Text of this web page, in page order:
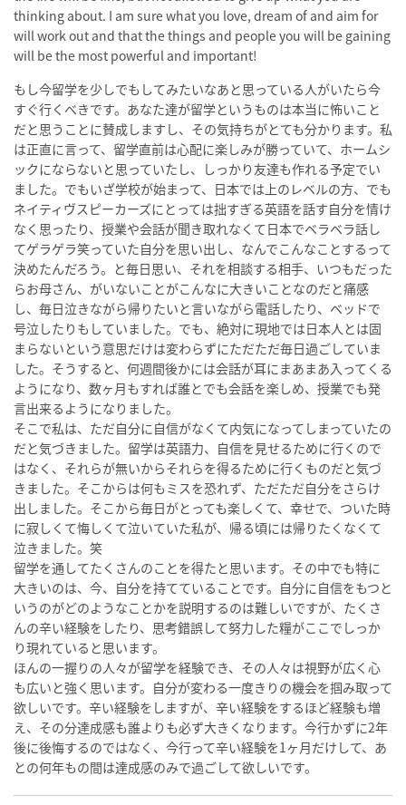
thinking about. I am sure what you love, dream of and aim for
will work out and that the things and people you will be gaining
will be the most powerful and important!
もし今留学を少しでもしてみたいなあと思っている人がいたら今
すぐ行くべきです。あなた達が留学というものは本当に怖いこと
だと思うことに賛成しますし、その気持ちがとても分かります。私
は正直に言って、留学直前は心配に楽しみが勝っていて、ホームシ
ックにならないと思っていたし、しっかり友達も作れる予定でい
ました。でもいざ学校が始まって、日本では上のレベルの方、でも
ネイティヴスピーカーズにとっては拙すぎる英語を話す自分を情け
なく思ったり、授業や会話が聞き取れなくて日本でベラベラ話し
てゲラゲラ笑っていた自分を思い出し、なんでこんなことするって
決めたんだろう。と毎日思い、それを相談する相手、いつもだった
らお母さん、がいないことがこんなに大きいことなのだと痛感
し、毎日泣きながら帰りたいと言いながら電話したり、ベッドで
号泣したりもしていました。でも、絶対に現地では日本人とは固
まらないという意思だけは変わらずにただただ毎日過ごしていま
した。そうすると、何週間後かには会話が耳にまあまあ入ってくる
ようになり、数ヶ月もすれば誰とでも会話を楽しめ、授業でも発
言出来るようになりました。
そこで私は、ただ自分に自信がなくて内気になってしまっていたの
だと気づきました。留学は英語力、自信を見せるために行くので
はなく、それらが無いからそれらを得るために行くものだと気づ
きました。そこからは何もミスを恐れず、ただただ自分をさらけ
出しました。そこから毎日がとっても楽しくて、幸せで、ついた時
に寂しくて悔しくて泣いていた私が、帰る頃には帰りたくなくて
泣きました。笑
留学を通してたくさんのことを得たと思います。その中でも特に
大きいのは、今、自分を持てていることです。自分に自信をもつと
いうのがどのようなことかを説明するのは難しいですが、たくさ
んの辛い経験をしたり、思考錯誤して努力した糧がここでしっか
り現れていると思います。
ほんの一握りの人々が留学を経験でき、その人々は視野が広く心
も広いと強く思います。自分が変わる一度きりの機会を掴み取って
欲しいです。辛い経験をしますが、辛い経験をするほど経験も増
え、その分達成感も誰よりも必ず大きくなります。今行かずに2年
後に後悔するのではなく、今行って辛い経験を1ヶ月だけして、あ
との何年もの間は達成感のみで過ごして欲しいです。